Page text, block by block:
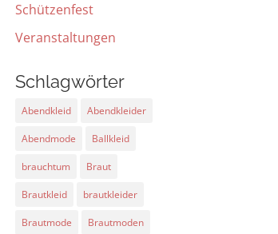
Schützenfest
Veranstaltungen
Schlagwörter
Abendkleid Abendkleider
Abendmode Ballkleid
brauchtum Braut
Brautkleid brautkleider
Brautmode Brautmoden